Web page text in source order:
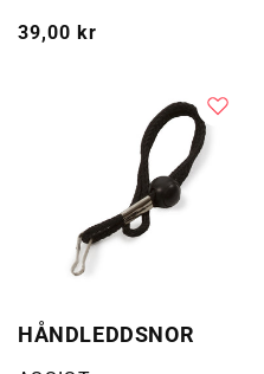
Vanlig
39,00 kr
HÅNDLEDDSNOR